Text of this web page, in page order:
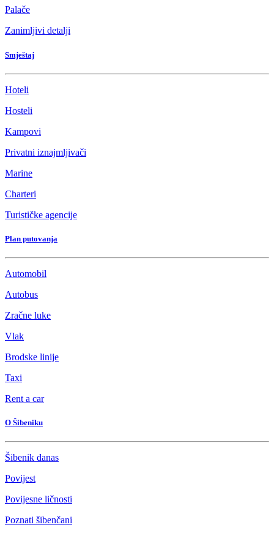
Palače
Zanimljivi detalji
Smještaj
Hoteli
Hosteli
Kampovi
Privatni iznajmljivači
Marine
Charteri
Turističke agencije
Plan putovanja
Automobil
Autobus
Zračne luke
Vlak
Brodske linije
Taxi
Rent a car
O Šibeniku
Šibenik danas
Povijest
Povijesne ličnosti
Poznati šibenčani